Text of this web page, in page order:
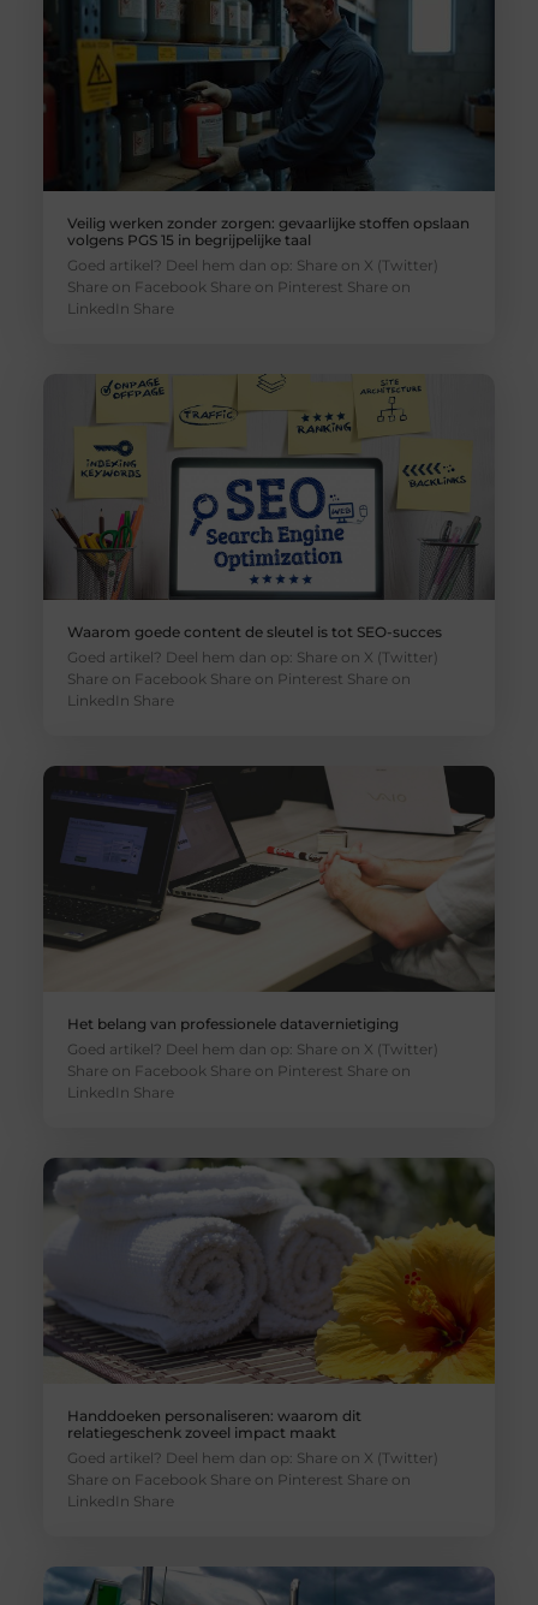
Veilig werken zonder zorgen: gevaarlijke stoffen opslaan
volgens PGS 15 in begrijpelijke taal
Goed artikel? Deel hem dan op: Share on X (Twitter)
Share on Facebook Share on Pinterest Share on
LinkedIn Share
Waarom goede content de sleutel is tot SEO-succes
Goed artikel? Deel hem dan op: Share on X (Twitter)
Share on Facebook Share on Pinterest Share on
LinkedIn Share
Het belang van professionele datavernietiging
Goed artikel? Deel hem dan op: Share on X (Twitter)
Share on Facebook Share on Pinterest Share on
LinkedIn Share
Handdoeken personaliseren: waarom dit
relatiegeschenk zoveel impact maakt
Goed artikel? Deel hem dan op: Share on X (Twitter)
Share on Facebook Share on Pinterest Share on
LinkedIn Share